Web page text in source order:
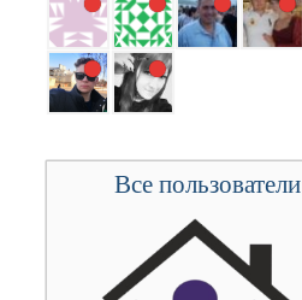
Все пользователи